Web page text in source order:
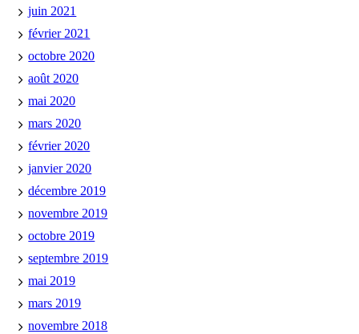
juin 2021
février 2021
octobre 2020
août 2020
mai 2020
mars 2020
février 2020
janvier 2020
décembre 2019
novembre 2019
octobre 2019
septembre 2019
mai 2019
mars 2019
novembre 2018